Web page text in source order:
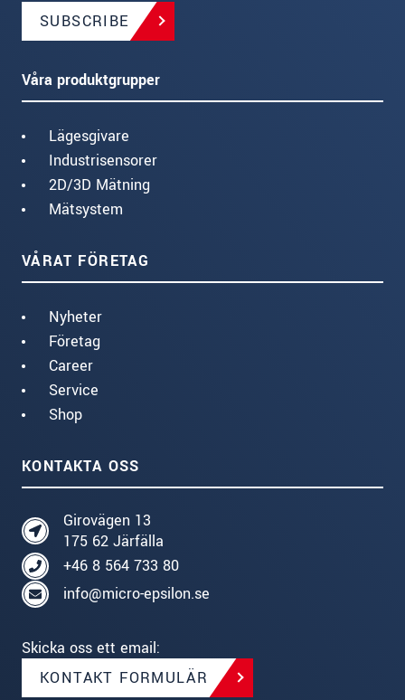
SUBSCRIBE
Våra produktgrupper
Lägesgivare
Industrisensorer
2D/3D Mätning
Mätsystem
VÅRAT FÖRETAG
Nyheter
Företag
Career
Service
Shop
KONTAKTA OSS
Girovägen 13
175 62 Järfälla
+46 8 564 733 80
info@micro-epsilon.se
Skicka oss ett email:
KONTAKT FORMULÄR